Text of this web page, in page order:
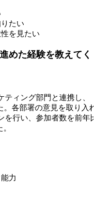
たい
を見たい
めた経験を教えてく
ィング部門と連携し、
。各部署の意見を取り入
を行い、参加者数を前年
力